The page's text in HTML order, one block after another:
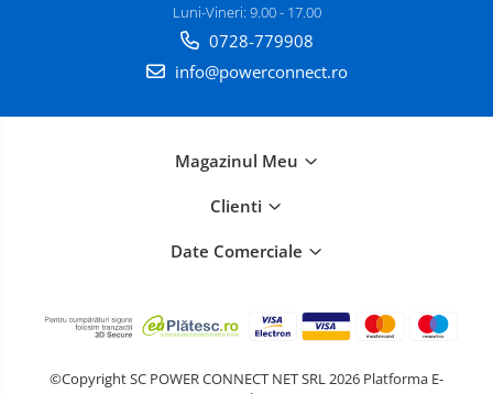
Luni-Vineri: 9.00 - 17.00
0728-779908
info@powerconnect.ro
Magazinul Meu
Clienti
Date Comerciale
©Copyright SC POWER CONNECT NET SRL 2026 Platforma E-